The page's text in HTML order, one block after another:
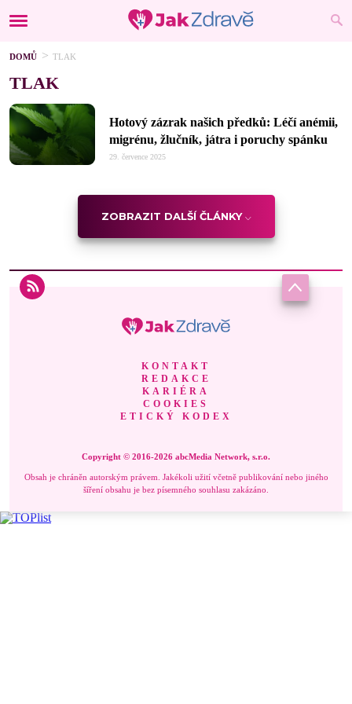
DOMŮ TLAK
TLAK
Hotový zázrak našich předků: Léčí anémii,
migrénu, žlučník, játra i poruchy spánku
29. července 2025
ZOBRAZIT DALŠÍ ČLÁNKY
KONTAKT
REDAKCE
KARIÉRA
COOKIES
ETICKÝ KODEX
Copyright © 2016-2026 abcMedia Network, s.r.o.
Obsah je chráněn autorským právem. Jakékoli užití včetně publikování nebo jiného
šíření obsahu je bez písemného souhlasu zakázáno.